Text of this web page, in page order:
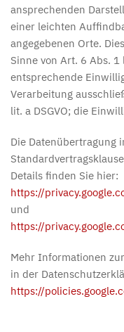
ansprechenden
einer leichten
angegebenen Orte.
Sinne von Art. 6 Abs. 1
entsprechende
Verarbeitung
lit. a DSGVO; die
Die Datenübertragung
Details finden Sie hier:
https://
und
https://
Mehr Informationen
in der
https://